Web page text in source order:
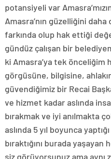
potansiyeli var
Amasra’nın güzelliğini
farkında olup hak ettiği
gündüz çalışan bir
ki Amasra’ya tek önceliğim
görgüsüne, bilgisine,
güvendiğimiz bir Recai
ve hizmet kadar aslında
bırakmak ve iyi anılmakta
aslında 5 yıl boyunca
bıraktığını burada
siz görüyorsunuz ama aynı